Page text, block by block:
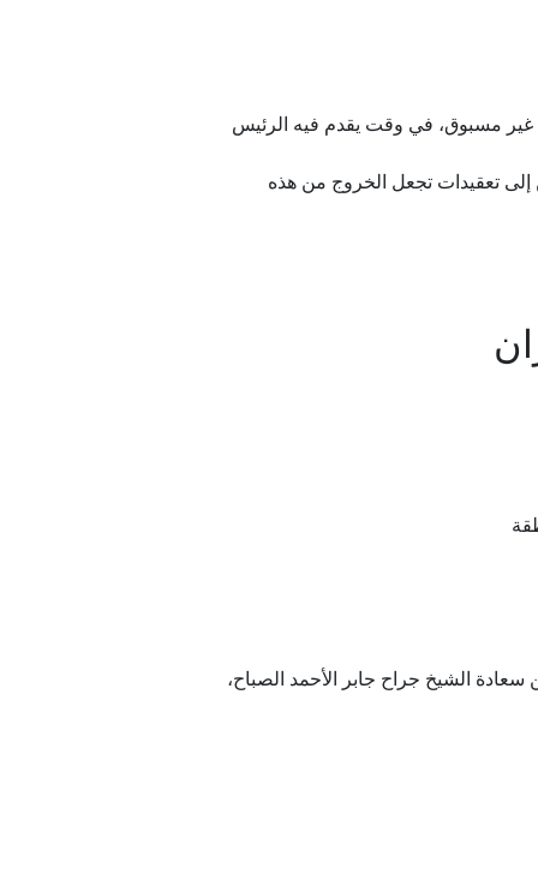
مسبوق، في وقت يقدم فيه الرئيس
برنامج "من واشنطن "، مشيرين إلى تعقيدات تجعل الخروج من هذه
الشيخ جراح جابر الأحمد الصباح،